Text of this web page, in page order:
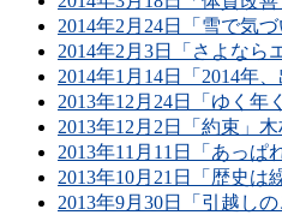
2014年2月24日「雪で気
2014年2月3日「さよなら
2014年1月14日「2014年
2013年12月24日「ゆく年
2013年12月2日「約束」
2013年11月11日「あっぱ
2013年10月21日「歴史は
2013年9月30日「引越し